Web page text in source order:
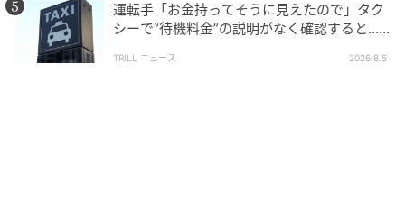
運転手「お金持ってそうに見えたので」タク
シーで“待機料金”の説明がなく確認すると…
TRILL ニュース 2026.8.5